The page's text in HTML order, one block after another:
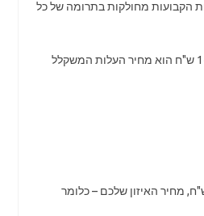
אפס שקלים (העלויות הקבועות מחולקות בתרומה של כל
מבחינת המחיר, אם נקבל מחיר של 14 ש"ח למגבת נרוויח בדיוק אפס שקלים (14 ש"ח הוא מחיר העלות המשקלל
בא אליכם היום בבוקר ואומר לכם שמחיר המגבות ירד מ 20 ש"ח ל 14 ש"ח, מחיר האיזון שלכם – כלומר